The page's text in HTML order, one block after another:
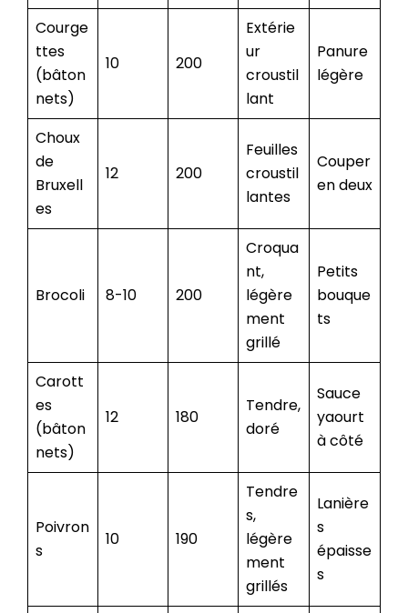
Courge
ttes
(bâton
nets)
10 200
Extérie
ur
croustil
lant
Panure
légère
Choux
de
Bruxell
es
12 200
Feuilles
croustil
lantes
Couper
en deux
Brocoli 8-10 200
Croqua
nt,
légère
ment
grillé
Petits
bouque
ts
Carott
es
(bâton
nets)
12 180
Tendre,
doré
Sauce
yaourt
à côté
Poivron
s
10 190
Tendre
s,
légère
ment
grillés
Lanière
s
épaisse
s